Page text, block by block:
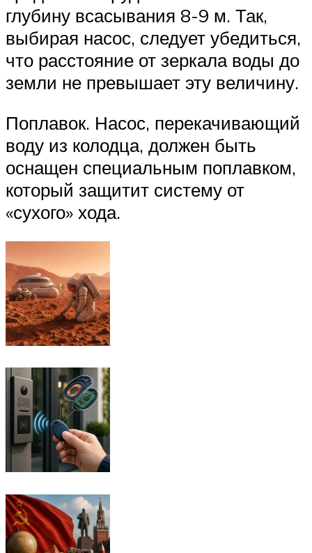
глубину всасывания 8-9 м. Так,
выбирая насос, следует убедиться,
что расстояние от зеркала воды до
земли не превышает эту величину.
Поплавок. Насос, перекачивающий
воду из колодца, должен быть
оснащен специальным поплавком,
который защитит систему от
«сухого» хода.